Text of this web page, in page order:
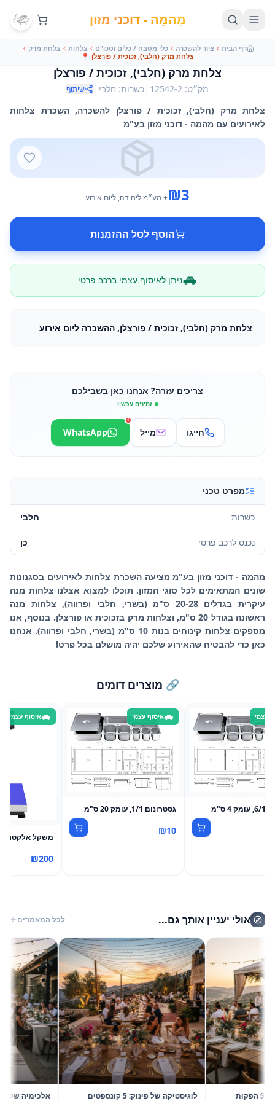
מֵהמֵה - דוכני מזון
דף הבית ציוד להשכרה כלי מטבח / כלים וסכו"ם צלחות
צלחת מרק
צלחת מרק (חלבי), זכוכית / פורצלן 📍
צלחת מרק (חלבי), זכוכית / פורצלן
מק״ט:
12542-2
| כשרות: חלבי | שיתוף
צלחת מרק (חלבי), זכוכית / פורצלן להשכרה, השכרת צלחות
לאירועים עם מֵהמֵה - דוכני מזון בע"מ
₪3 + מע״מליחידה, ליום אירוע
הוסף לסל ההזמנות
ניתן לאיסוף עצמי ברכב פרטי
צלחת מרק (חלבי), זכוכית / פורצלן, ההשכרה ליום אירוע
צריכים עזרה? אנחנו כאן בשבילכם
זמינים עכשיו
חייגו מייל WhatsApp
1
מפרט טכני
כשרות חלבי
נכנס לרכב פרטי כן
מֵהמֵה - דוכני מזון בע"מ מציעה השכרת צלחות לאירועים בסגנונות
שונים המתאימים לכל סוגי המזון. תוכלו למצוא אצלנו צלחות מנה
עיקרית בגדלים 20-28 ס"מ (בשרי, חלבי ופרווה), צלחות מנה
ראשונה בגודל 20 ס"מ, וצלחות מרק בזכוכית או פורצלן. בנוסף, אנו
מספקים צלחות קינוחים בנות 10 ס"מ (בשרי, חלבי ופרווה). אנחנו
כאן כדי להבטיח שהאירוע שלכם יהיה מושלם בכל פרט!
🔗 מוצרים דומים
עצמי איסוף עצמי
גסטרונום 1/1, עומק 20 ס"מ
₪10
איסוף עצמי
משקל אלקטרוני עד
₪200
אולי יעניין אותך גם... לכל המאמרים
קיץ 2026 בשיא הסטייל: 5 הפקות
לוגיסטיקה של פינוק: 5 קונספטים